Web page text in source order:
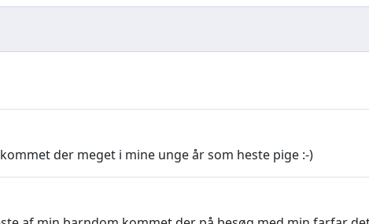
der meget i mine unge år som heste pige :-)